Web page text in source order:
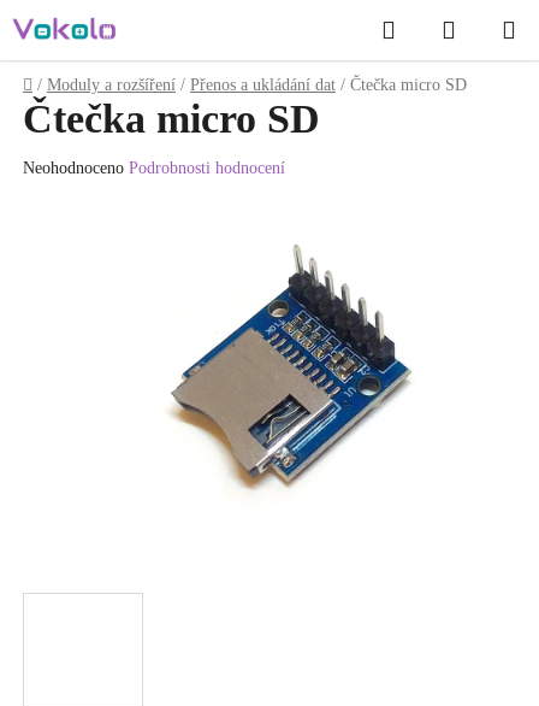
na
obsah
Hledat
KOŠÍK
Domů
/ Moduly a rozšíření / Přenos a ukládání dat / Čtečka micro SD
Čtečka micro SD
Průměrné
Neohodnoceno Podrobnosti hodnocení